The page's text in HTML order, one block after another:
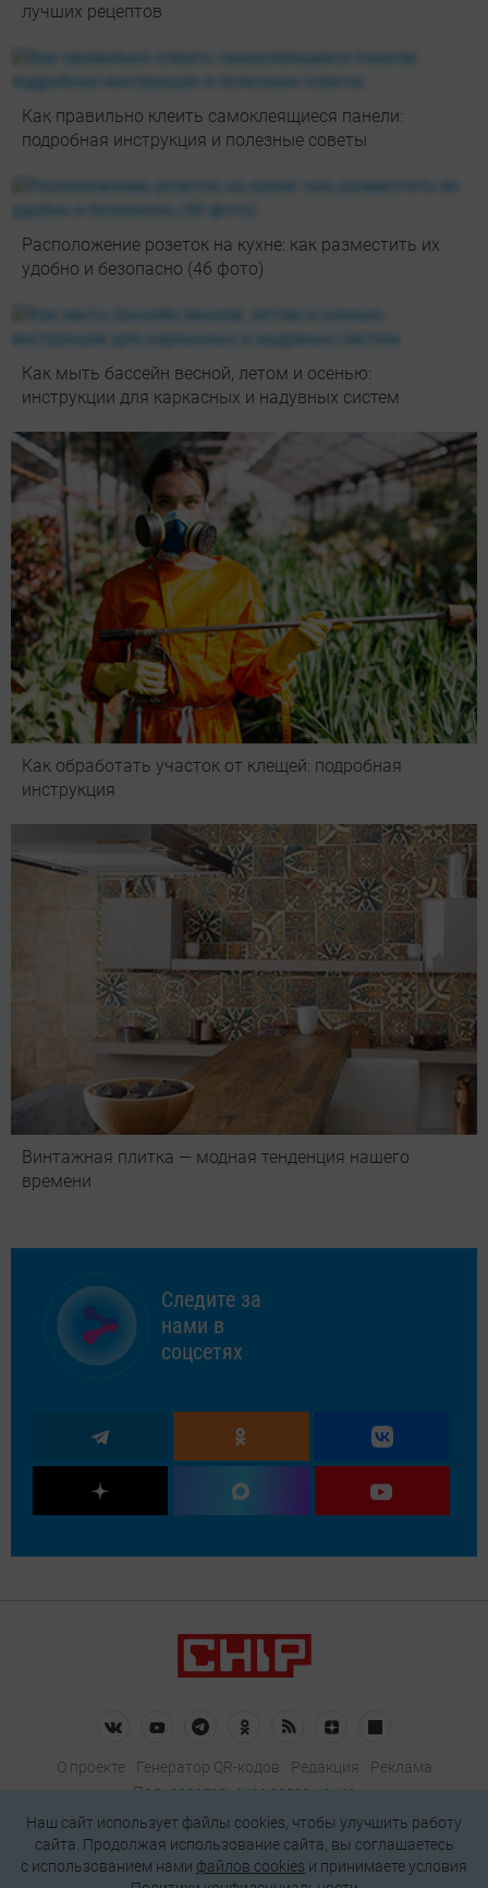
лучших рецептов
Как правильно клеить самоклеящиеся панели:
подробная инструкция и полезные советы
Расположение розеток на кухне: как разместить их
удобно и безопасно (46 фото)
Как мыть бассейн весной, летом и осенью:
инструкции для каркасных и надувных систем
Как обработать участок от клещей: подробная
инструкция
Винтажная плитка — модная тенденция нашего
времени
Следите за
нами в
соцсетях
О проекте Генератор QR-кодов Редакция
Реклама
Пользовательское соглашение
Политика конфиденциальности
Подписаться на рассылку
Наш сайт использует файлы cookies, чтобы улучшить работу
сайта. Продолжая использование сайта, вы соглашаетесь
c использованием нами файлов cookies и принимаете условия